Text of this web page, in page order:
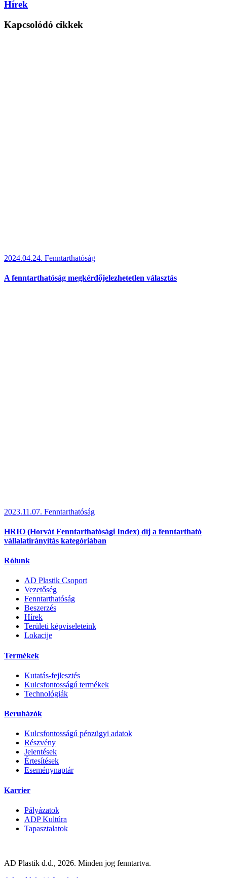
Hírek
Kapcsolódó cikkek
2024.04.24. Fenntarthatóság
A fenntarthatóság megkérdőjelezhetetlen választás
2023.11.07. Fenntarthatóság
HRIO (Horvát Fenntarthatósági Index) díj a fenntartható
vállalatirányítás kategóriában
Rólunk
AD Plastik Csoport
Vezetőség
Fenntarthatóság
Beszerzés
Hírek
Területi képviseleteink
Lokacije
Termékek
Kutatás-fejlesztés
Kulcsfontosságú termékek
Technológiák
Beruházók
Kulcsfontosságú pénzügyi adatok
Részvény
Jelentések
Értesítések
Eseménynaptár
Karrier
Pályázatok
ADP Kultúra
Tapasztalatok
AD Plastik d.d., 2026. Minden jog fenntartva.